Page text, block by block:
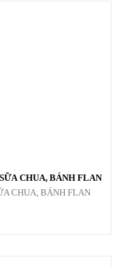
CHUA, BÁNH FLAN
CHUA, BÁNH FLAN